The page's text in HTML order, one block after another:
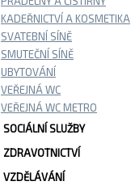
KADEŘNICTVÍ A KOSMETIKA
SVATEBNÍ SÍNĚ
SMUTEČNÍ SÍNĚ
UBYTOVÁNÍ
VEŘEJNÁ WC
VEŘEJNÁ WC METRO
SOCIÁLNÍ SLUŽBY
ZDRAVOTNICTVÍ
VZDĚLÁVÁNÍ